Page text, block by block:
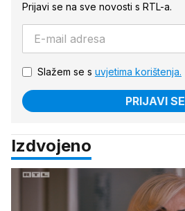
Prijavi se na sve novosti s RTL-a.
Slažem se s uvjetima korištenja.
PRIJAVI SE
Izdvojeno